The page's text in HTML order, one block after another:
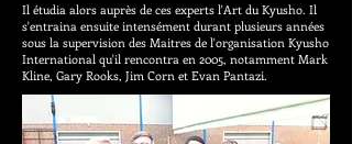
Il étudia alors auprès de ces experts l'Art du Kyusho. Il
s'entraina ensuite intensément durant plusieurs années
sous la supervision des Maitres de l'organisation Kyusho
International qu'il rencontra en 2005, notamment Mark
Kline, Gary Rooks, Jim Corn et Evan Pantazi.